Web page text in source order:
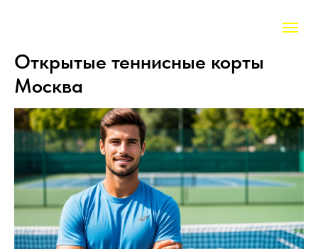
Открытые теннисные корты
Москва